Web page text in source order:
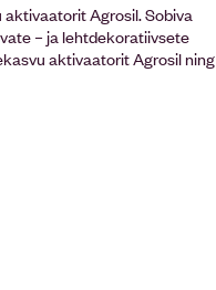
Agrosil. Sobiva
– ja lehtdekoratiivsete
aktivaatorit Agrosil ning